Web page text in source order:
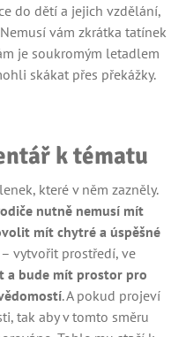
do dětí a jejich vzdělání,
vám zkrátka tatínek
je soukromým letadlem
skákat přes překážky.
k tématu
které v něm zazněly.
odiče nutně nemusí mít
mít chytré a úspěšné
vytvořit prostředí, ve
a bude mít prostor pro
. A pokud projeví
tak aby v tomto směru